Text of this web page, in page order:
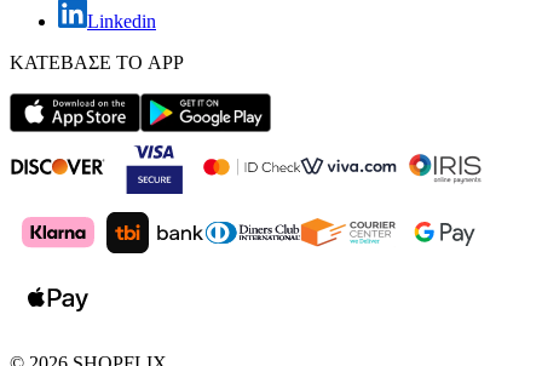
Linkedin
ΚΑΤΕΒΑΣΕ ΤΟ APP